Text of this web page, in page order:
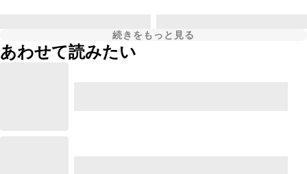
続きをもっと見る
あわせて読みたい